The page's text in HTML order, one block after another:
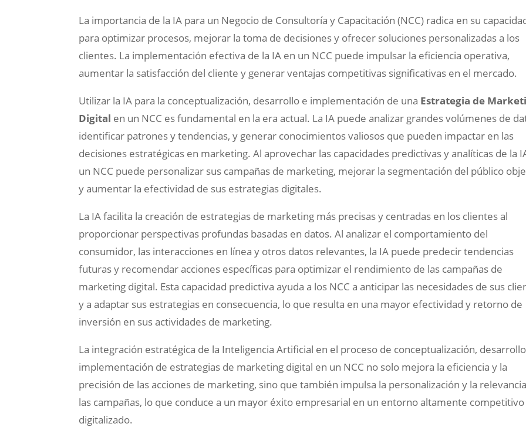
La importancia de la IA para un Negocio de Consultoría y Capacitación (NCC) radica en su
para optimizar procesos, mejorar la toma de decisiones y ofrecer soluciones personalizadas a los
clientes. La implementación efectiva de la IA en un NCC puede impulsar la eficiencia operativa,
aumentar la satisfacción del cliente y generar ventajas competitivas significativas en el mercado.
Utilizar la IA para la conceptualización, desarrollo e implementación de una Estrategia de
Digital en un NCC es fundamental en la era actual. La IA puede analizar grandes volúmenes de
identificar patrones y tendencias, y generar conocimientos valiosos que pueden impactar en las
decisiones estratégicas en marketing. Al aprovechar las capacidades predictivas y analíticas de la
un NCC puede personalizar sus campañas de marketing, mejorar la segmentación del público
y aumentar la efectividad de sus estrategias digitales.
La IA facilita la creación de estrategias de marketing más precisas y centradas en los clientes al
proporcionar perspectivas profundas basadas en datos. Al analizar el comportamiento del
consumidor, las interacciones en línea y otros datos relevantes, la IA puede predecir tendencias
futuras y recomendar acciones específicas para optimizar el rendimiento de las campañas de
marketing digital. Esta capacidad predictiva ayuda a los NCC a anticipar las necesidades de sus
y a adaptar sus estrategias en consecuencia, lo que resulta en una mayor efectividad y retorno de
inversión en sus actividades de marketing.
La integración estratégica de la Inteligencia Artificial en el proceso de conceptualización,
implementación de estrategias de marketing digital en un NCC no solo mejora la eficiencia y la
precisión de las acciones de marketing, sino que también impulsa la personalización y la
las campañas, lo que conduce a un mayor éxito empresarial en un entorno altamente
digitalizado.